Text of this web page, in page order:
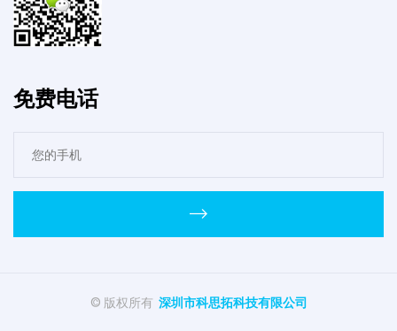
免费电话
© 版权所有 深圳市科思拓科技有限公司